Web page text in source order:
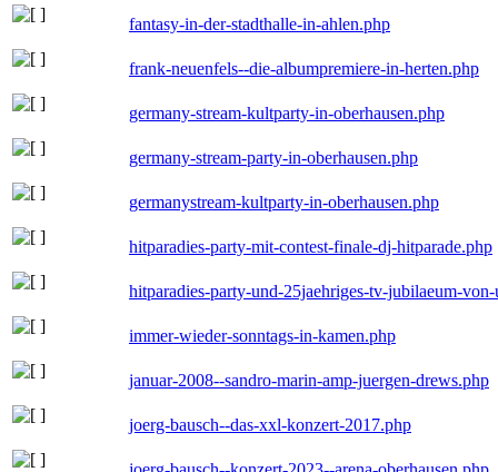
fantasy-in-der-stadthalle-in-ahlen.php
frank-neuenfels--die-albumpremiere-in-herten.php
germany-stream-kultparty-in-oberhausen.php
germany-stream-party-in-oberhausen.php
germanystream-kultparty-in-oberhausen.php
hitparadies-party-mit-contest-finale-dj-hitparade.php
hitparadies-party-und-25jaehriges-tv-jubilaeum-
immer-wieder-sonntags-in-kamen.php
januar-2008--sandro-marin-amp-juergen-drews.php
joerg-bausch--das-xxl-konzert-2017.php